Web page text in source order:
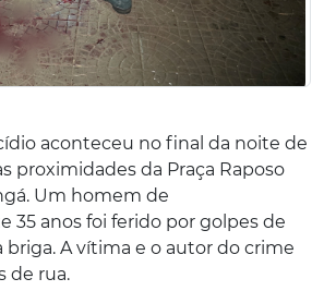
aconteceu no final da noite de
proximidades da Praça Raposo
Um homem de
35 anos foi ferido por golpes de
A vítima e o autor do crime
de rua.